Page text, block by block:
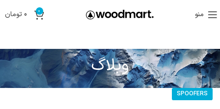
منو 0
0تومان
وبلاگ
SPOOFERS